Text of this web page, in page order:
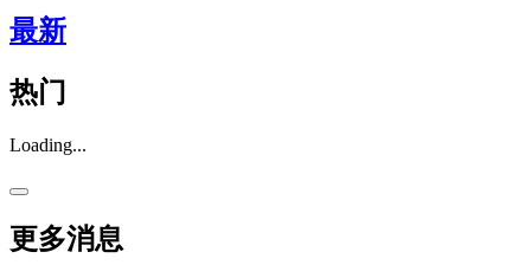
最新
热门
Loading...
更多消息